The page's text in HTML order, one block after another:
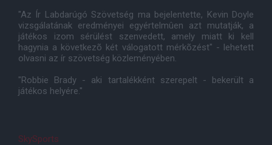
"Az Ír Labdarúgó Szövetség ma bejelentette, Kevin Doyle
vizsgálatának eredményei egyértelmûen azt mutatják, a
játékos izom sérülést szenvedett, amely miatt ki kell
hagynia a következõ két válogatott mérkõzést" - lehetett
olvasni az ír szövetség közleményében.
"Robbie Brady - aki tartalékként szerepelt - bekerült a
játékos helyére."
SkySports